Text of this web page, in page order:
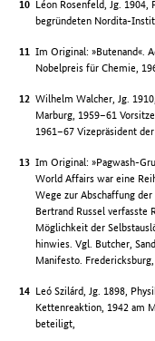
Léon Rosenfeld, Jg.
begründeten Nordita-
Im Original: »Butenand«.
Nobelpreis für Chemie,
Wilhelm Walcher, Jg.
Marburg, 1959–61
1961–67 Vizepräsident
Im Original: »Pagwash-
World Affairs war eine
Wege zur Abschaffung
Bertrand Russel verfasste
Möglichkeit der
hinwies. Vgl. Butcher,
Manifesto.
Leó Szilárd, Jg. 1898,
Kettenreaktion, 1942 am
beteiligt,